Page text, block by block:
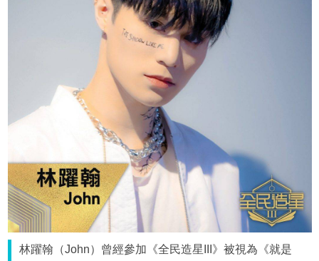
林躍翰（John）曾經參加《全民造星III》被視為《就是